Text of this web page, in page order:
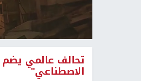
تحالف عالمي يضم
الاصطناعي"